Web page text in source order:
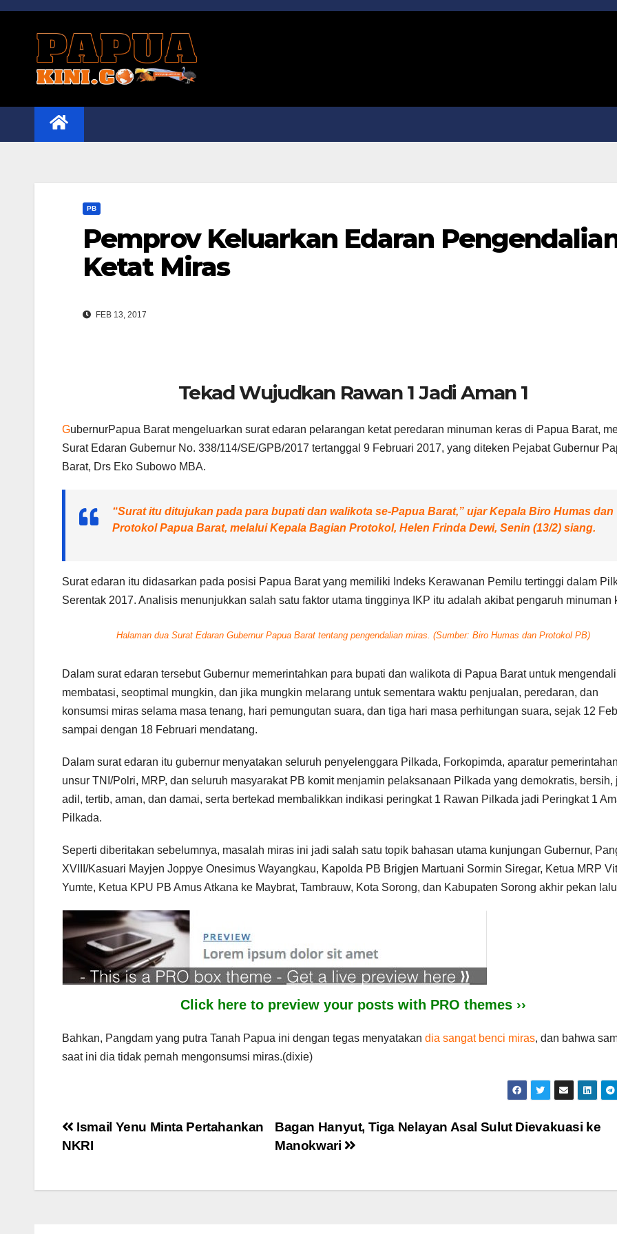
Skip
PB
Pemprov Keluarkan Edaran
Ketat Miras
FEB 13, 2017
Tekad Wujudkan Rawan 1 Jadi Aman 1
GubernurPapua Barat mengeluarkan surat edaran pelarangan ketat peredaran minuman keras di Papua Barat,
Surat Edaran Gubernur No. 338/114/SE/GPB/2017 tertanggal 9 Februari 2017, yang diteken Pejabat Gubernur
Barat, Drs Eko Subowo MBA.
“Surat itu ditujukan pada para bupati dan walikota se-Papua Barat,” ujar Kepala Biro Humas dan
Protokol Papua Barat, melalui Kepala Bagian Protokol, Helen Frinda Dewi, Senin (13/2) siang.
Surat edaran itu didasarkan pada posisi Papua Barat yang memiliki Indeks Kerawanan Pemilu tertinggi dalam
Serentak 2017. Analisis menunjukkan salah satu faktor utama tingginya IKP itu adalah akibat pengaruh minuman
Halaman dua Surat Edaran Gubernur Papua Barat tentang pengendalian miras. (Sumber: Biro Humas dan Protokol PB)
Dalam surat edaran tersebut Gubernur memerintahkan para bupati dan walikota di Papua Barat untuk
membatasi, seoptimal mungkin, dan jika mungkin melarang untuk sementara waktu penjualan, peredaran, dan
konsumsi miras selama masa tenang, hari pemungutan suara, dan tiga hari masa perhitungan suara, sejak 12
sampai dengan 18 Februari mendatang.
Dalam surat edaran itu gubernur menyatakan seluruh penyelenggara Pilkada, Forkopimda, aparatur
unsur TNI/Polri, MRP, dan seluruh masyarakat PB komit menjamin pelaksanaan Pilkada yang demokratis, bersih,
adil, tertib, aman, dan damai, serta bertekad membalikkan indikasi peringkat 1 Rawan Pilkada jadi Peringkat 1
Pilkada.
Seperti diberitakan sebelumnya, masalah miras ini jadi salah satu topik bahasan utama kunjungan Gubernur,
XVIII/Kasuari Mayjen Joppye Onesimus Wayangkau, Kapolda PB Brigjen Martuani Sormin Siregar, Ketua MRP
Yumte, Ketua KPU PB Amus Atkana ke Maybrat, Tambrauw, Kota Sorong, dan Kabupaten Sorong akhir pekan
Click here to preview your posts with PRO themes ››
Bahkan, Pangdam yang putra Tanah Papua ini dengan tegas menyatakan dia sangat benci miras, dan bahwa
saat ini dia tidak pernah mengonsumsi miras.(dixie)
Post
Bagan Hanyut, Tiga Nelayan Asal Sulut Dievakuasi ke
Manokwari
Ismail Yenu Minta Pertahankan
NKRI